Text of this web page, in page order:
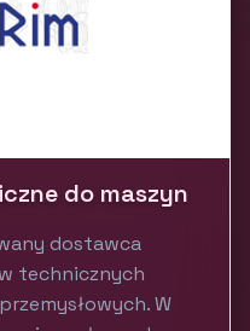
do maszyn
dostawca
technicznych
W